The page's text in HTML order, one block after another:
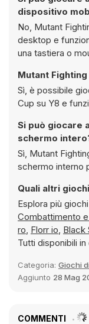
dispositivo
No, Mutant
desktop e
una tastiera o
Mutant
Sì, è possibile
Cup su Y8 e
Si può giocare a
schermo
Sì, Mutant Fighting Cup può essere
schermo interno
Quali altri
Esplora più
ro, Florr io, Black
Tutti disponibili
Categoria: Giochi
Aggiunto 28 Mag
COMMENTI